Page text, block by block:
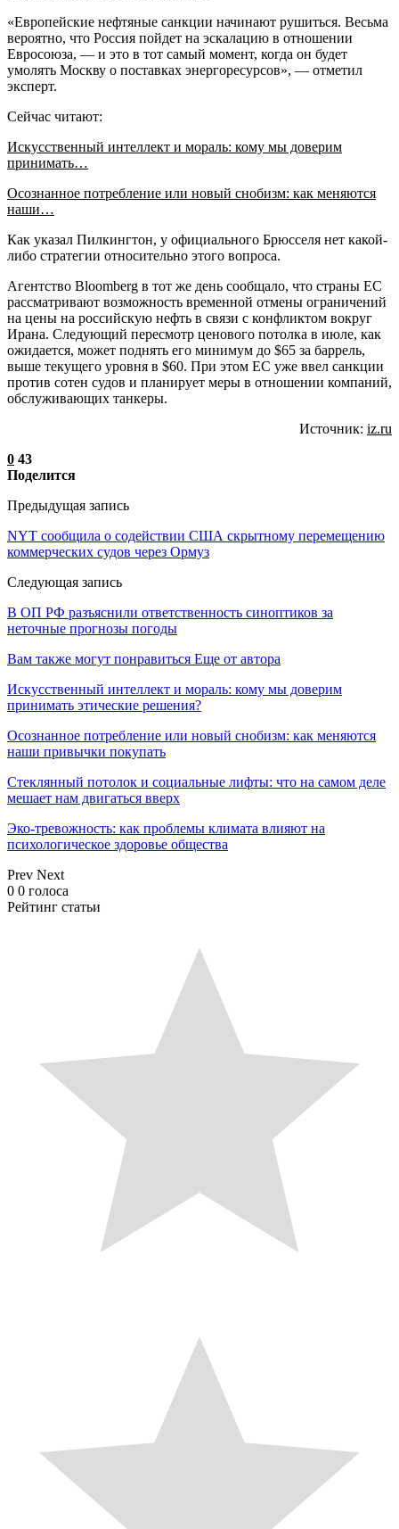
«Европейские нефтяные санкции начинают рушиться. Весьма
вероятно, что Россия пойдет на эскалацию в отношении
Евросоюза, — и это в тот самый момент, когда он будет
умолять Москву о поставках энергоресурсов», — отметил
эксперт.
Сейчас читают:
Искусственный интеллект и мораль: кому мы доверим
принимать…
Осознанное потребление или новый снобизм: как меняются
наши…
Как указал Пилкингтон, у официального Брюсселя нет какой-
либо стратегии относительно этого вопроса.
Агентство Bloomberg в тот же день сообщало, что страны ЕС
рассматривают возможность временной отмены ограничений
на цены на российскую нефть в связи с конфликтом вокруг
Ирана. Следующий пересмотр ценового потолка в июле, как
ожидается, может поднять его минимум до $65 за баррель,
выше текущего уровня в $60. При этом ЕС уже ввел санкции
против сотен судов и планирует меры в отношении компаний,
обслуживающих танкеры.
Источник: iz.ru
0 43
Поделится
Предыдущая запись
NYT сообщила о содействии США скрытному перемещению
коммерческих судов через Ормуз
Следующая запись
В ОП РФ разъяснили ответственность синоптиков за
неточные прогнозы погоды
Вам также могут понравиться Еще от автора
Искусственный интеллект и мораль: кому мы доверим
принимать этические решения?
Осознанное потребление или новый снобизм: как меняются
наши привычки покупать
Стеклянный потолок и социальные лифты: что на самом деле
мешает нам двигаться вверх
Эко-тревожность: как проблемы климата влияют на
психологическое здоровье общества
Prev Next
0 0 голоса
Рейтинг статьи